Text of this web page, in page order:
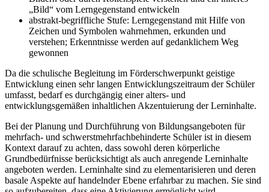
„Bild“ vom Lerngegenstand entwickeln
abstrakt-begriffliche Stufe: Lerngegenstand mit Hilfe von
Zeichen und Symbolen wahrnehmen, erkunden und
verstehen; Erkenntnisse werden auf gedanklichem Weg
gewonnen
Da die schulische Begleitung im Förderschwerpunkt geistige
Entwicklung einen sehr langen Entwicklungszeitraum der Schüler
umfasst, bedarf es durchgängig einer alters- und
entwicklungsgemäßen inhaltlichen Akzentuierung der Lerninhalte.
Bei der Planung und Durchführung von Bildungsangeboten für
mehrfach- und schwerstmehrfachbehinderte Schüler ist in diesem
Kontext darauf zu achten, dass sowohl deren körperliche
Grundbedürfnisse berücksichtigt als auch anregende Lerninhalte
angeboten werden. Lerninhalte sind zu elementarisieren und deren
basale Aspekte auf handelnder Ebene erfahrbar zu machen. Sie sind